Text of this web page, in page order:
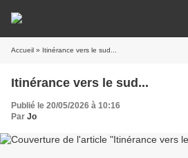
Accueil » Itinérance vers le sud...
Itinérance vers le sud...
Publié le 20/05/2026 à 10:16
Par Jo